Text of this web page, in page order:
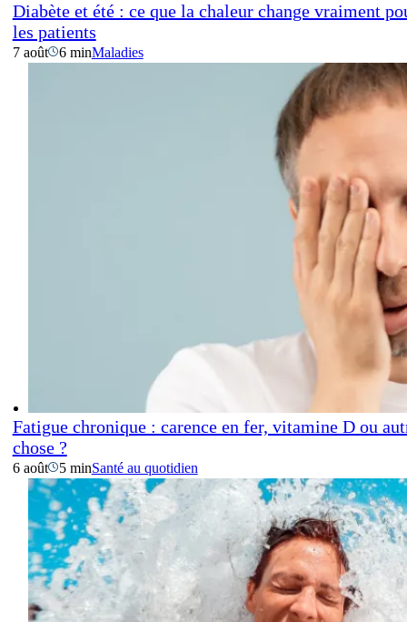
Diabète et été : ce que la chaleur change vraiment
les patients
7 août 6 minMaladies
Fatigue chronique : carence en fer, vitamine D ou
chose ?
6 août 5 minSanté au quotidien